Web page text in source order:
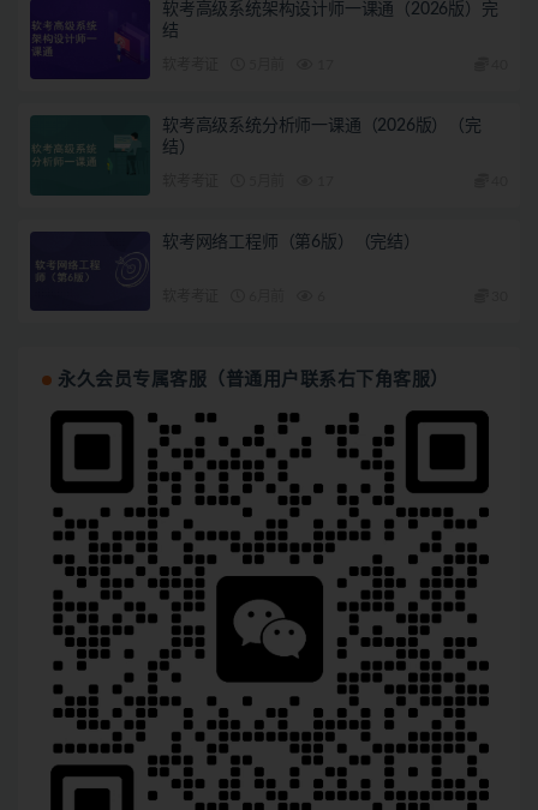
软考高级系统架构设计师一课通（2026版）完
结
软考高级系统分析师一课通（2026版）（完
结）
软考网络工程师（第6版）（完结）
永久会员专属客服（普通用户联系右下角客服）